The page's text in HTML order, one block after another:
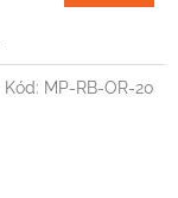
Kód: MP-RB-OR-20